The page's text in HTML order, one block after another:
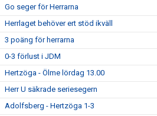
Go seger för Herrarna
Herrlaget behöver ert stöd ikväll
3 poäng för herrarna
0-3 förlust i JDM
Hertzöga - Ölme lördag 13.00
Herr U säkrade seriesegern
Adolfsberg - Hertzöga 1-3